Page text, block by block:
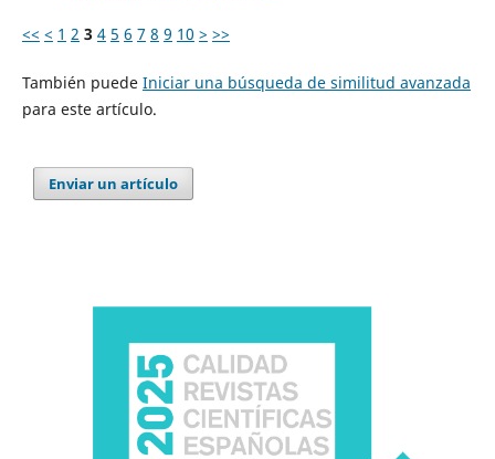
<< < 1 2 3 4 5 6 7 8 9 10 > >>
También puede Iniciar una búsqueda de similitud avanzada
para este artículo.
Enviar un artículo